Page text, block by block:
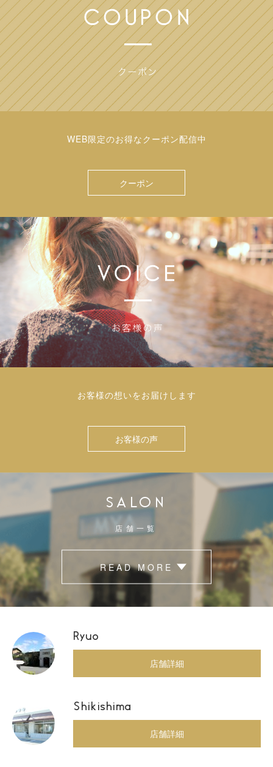
WEB限定のお得なクーポン配信中
クーポン
お客様の想いをお届けします
お客様の声
SALON
店舗一覧
READ MORE
Ryuo
店舗詳細
Shikishima
店舗詳細